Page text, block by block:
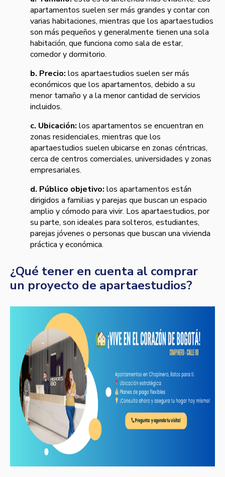
apartamentos suelen ser más grandes y contar con
varias habitaciones, mientras que los apartaestudios
son más pequeños y generalmente tienen una sola
habitación, que funciona como sala de estar,
comedor y dormitorio.
b. Precio: los apartaestudios suelen ser más
económicos que los apartamentos, debido a su
menor tamaño y a la menor cantidad de servicios
incluidos.
c. Ubicación: los apartamentos se encuentran en
zonas residenciales, mientras que los
apartaestudios suelen ubicarse en zonas céntricas,
cerca de centros comerciales, universidades y zonas
empresariales.
d. Público objetivo: los apartamentos están
dirigidos a familias y parejas que buscan un espacio
amplio y cómodo para vivir. Los apartaestudios, por
su parte, son ideales para solteros, estudiantes,
parejas jóvenes o personas que buscan una vivienda
práctica y económica.
¿Qué tener en cuenta al comprar
un proyecto de apartaestudios?